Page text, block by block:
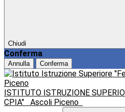
Chiudi
Conferma
Annulla Conferma
ISTITUTO ISTRUZIONE
CPIA"
Ascoli Piceno